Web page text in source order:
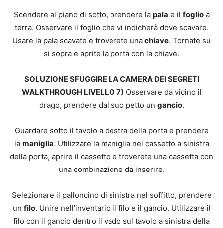
Scendere al piano di sotto, prendere la pala e il foglioa
terra. Osservare il foglio che vi indicherà dove scavare.
Usare la pala scavate e troverete unachiave. Tornate su
si sopra e aprite la porta con la chiave.
SOLUZIONE SFUGGIRE LA CAMERA DEI SEGRETI
WALKTHROUGH LIVELLO 7) Osservare da vicino il
drago, prendere dal suo petto un gancio.
Guardare sotto il tavolo a destra della porta e prendere
la maniglia. Utilizzare la maniglia nel cassetto a sinistra
della porta, aprire il cassetto e troverete una cassetta con
una combinazione da inserire.
Selezionare il palloncino di sinistra nel soffitto, prendere
un filo. Unire nell’inventario il filo e il gancio. Utilizzare il
filo con il gancio dentro il vado sul tavolo a sinistra della